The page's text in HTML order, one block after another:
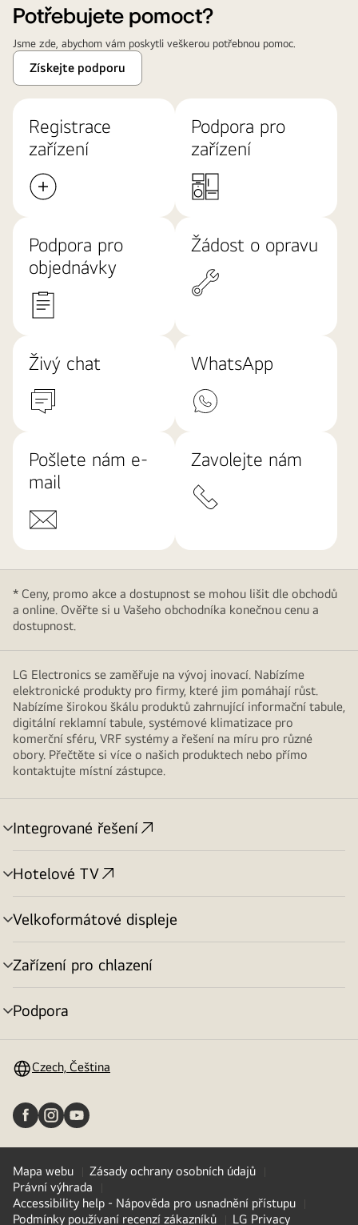
Potřebujete pomoct?
Jsme zde, abychom vám poskytli veškerou potřebnou pomoc.
Získejte podporu
Registrace
zařízení
Podpora pro
zařízení
Podpora pro
objednávky
Žádost o opravu
Živý chat WhatsApp
Pošlete nám e-
mail
Zavolejte nám
* Ceny, promo akce a dostupnost se mohou lišit dle obchodů
a online. Ověřte si u Vašeho obchodníka konečnou cenu a
dostupnost.
LG Electronics se zaměřuje na vývoj inovací. Nabízíme
elektronické produkty pro firmy, které jim pomáhají růst.
Nabízíme širokou škálu produktů zahrnující informační tabule,
digitální reklamní tabule, systémové klimatizace pro
komerční sféru, VRF systémy a řešení na míru pro různé
obory. Přečtěte si více o našich produktech nebo přímo
kontaktujte místní zástupce.
Integrované řešení
přepínání
menu
Hotelové TV
přepínání
menu
Velkoformátové displeje
přepínání
menu
Zařízení pro chlazení
přepínání
menu
Podpora
přepínání
Czech, Čeština
Mapa webu
Zásady ochrany osobních údajů
Právní výhrada
Accessibility help - Nápověda pro usnadnění přístupu
Podmínky používaní recenzí zákazníků
LG Privacy